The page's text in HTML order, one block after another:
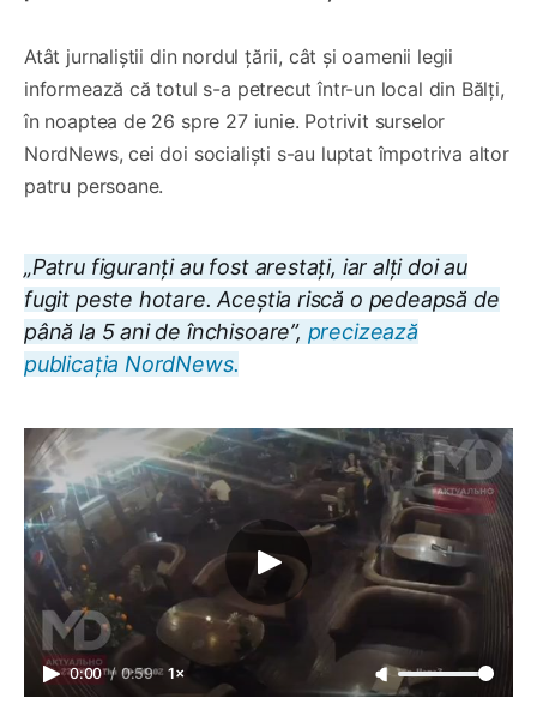
Atât jurnaliștii din nordul țării, cât și oamenii legii
informează că totul s-a petrecut într-un local din Bălți,
în noaptea de 26 spre 27 iunie. Potrivit surselor
NordNews, cei doi socialiști s-au luptat împotriva altor
patru persoane.
„Patru figuranți au fost arestați, iar alți doi au
fugit peste hotare. Aceștia riscă o pedeapsă de
până la 5 ani de închisoare”, precizează
publicația NordNews.
0:00 / 0:59 1×